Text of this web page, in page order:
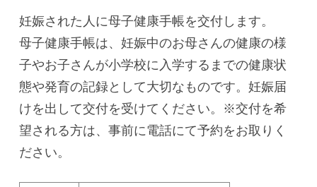
妊娠された人に母子健康手帳を交付します。
母子健康手帳は、妊娠中のお母さんの健康の様
子やお子さんが小学校に入学するまでの健康状
態や発育の記録として大切なものです。妊娠届
けを出して交付を受けてください。※交付を希
望される方は、事前に電話にて予約をお取りく
ださい。